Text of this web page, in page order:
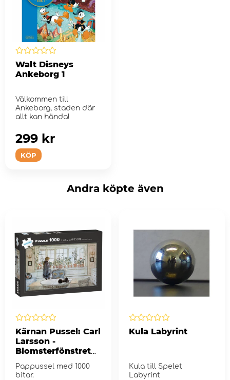
Walt Disneys
Ankeborg 1
Välkommen till
Ankeborg, staden där
allt kan hända!
KÖP
299 kr
Andra köpte även
Kärnan Pussel: Carl
Larsson -
Blomsterfönstret
1000 Bitar
Pappussel med 1000
bitar.
Kula Labyrint
Kula till Spelet
Labyrint